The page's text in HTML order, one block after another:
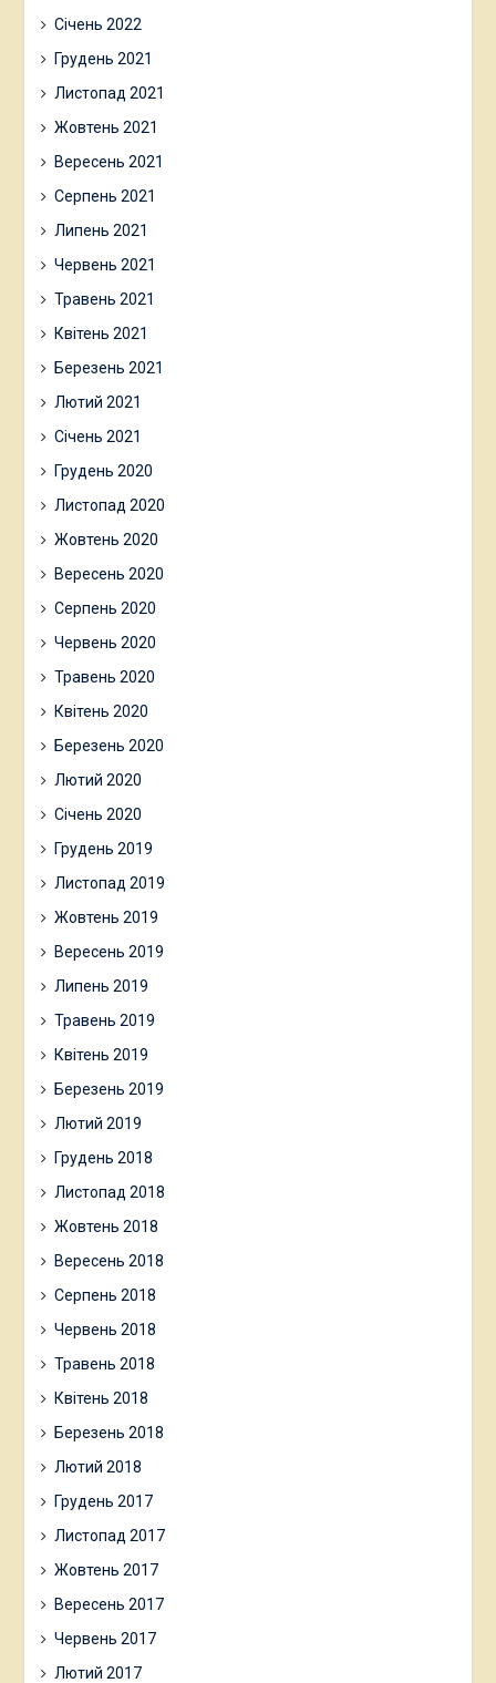
Січень 2022
Грудень 2021
Листопад 2021
Жовтень 2021
Вересень 2021
Серпень 2021
Липень 2021
Червень 2021
Травень 2021
Квітень 2021
Березень 2021
Лютий 2021
Січень 2021
Грудень 2020
Листопад 2020
Жовтень 2020
Вересень 2020
Серпень 2020
Червень 2020
Травень 2020
Квітень 2020
Березень 2020
Лютий 2020
Січень 2020
Грудень 2019
Листопад 2019
Жовтень 2019
Вересень 2019
Липень 2019
Травень 2019
Квітень 2019
Березень 2019
Лютий 2019
Грудень 2018
Листопад 2018
Жовтень 2018
Вересень 2018
Серпень 2018
Червень 2018
Травень 2018
Квітень 2018
Березень 2018
Лютий 2018
Грудень 2017
Листопад 2017
Жовтень 2017
Вересень 2017
Червень 2017
Лютий 2017